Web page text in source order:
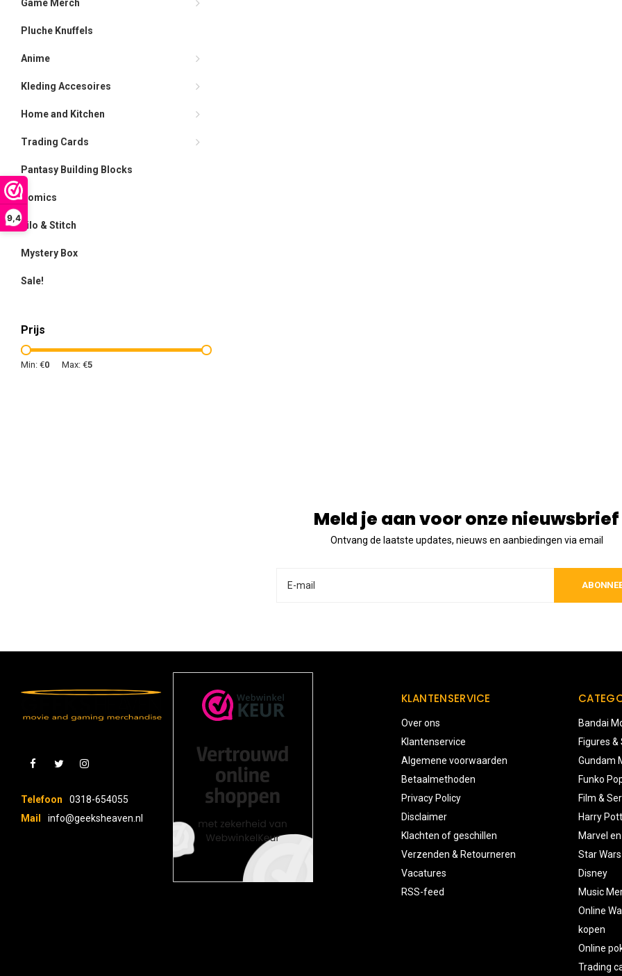
9,4
Game Merch
Pluche Knuffels
Anime
Kleding Accesoires
Home and Kitchen
Trading Cards
Pantasy Building Blocks
Comics
Lilo & Stitch
Mystery Box
Sale!
Prijs
Min: €0 Max: €5
Meld je aan voor onze nieuwsbrief
Ontvang de laatste updates, nieuws en aanbiedingen via email
Telefoon
0318-654055
Mail
info@geeksheaven.nl
KLANTENSERVICE
Over ons
Klantenservice
Algemene voorwaarden
Betaalmethoden
Privacy Policy
Disclaimer
Klachten of geschillen
Verzenden & Retourneren
Vacatures
RSS-feed
Bandai
Figures
Gundam
Funko
Film &
Harry
Marvel en
Star Wars
Disney
Music
Online
kopen
Online
Trading